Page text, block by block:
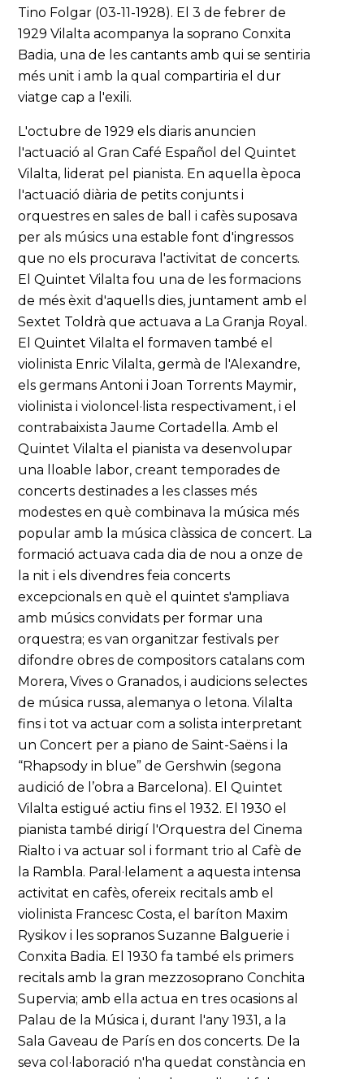
Tino Folgar (03-11-1928). El 3 de febrer de
1929 Vilalta acompanya la soprano Conxita
Badia, una de les cantants amb qui se sentiria
més unit i amb la qual compartiria el dur
viatge cap a l'exili.
L'octubre de 1929 els diaris anuncien
l'actuació al Gran Café Español del Quintet
Vilalta, liderat pel pianista. En aquella època
l'actuació diària de petits conjunts i
orquestres en sales de ball i cafès suposava
per als músics una estable font d'ingressos
que no els procurava l'activitat de concerts.
El Quintet Vilalta fou una de les formacions
de més èxit d'aquells dies, juntament amb el
Sextet Toldrà que actuava a La Granja Royal.
El Quintet Vilalta el formaven també el
violinista Enric Vilalta, germà de l'Alexandre,
els germans Antoni i Joan Torrents Maymir,
violinista i violoncel·lista respectivament, i el
contrabaixista Jaume Cortadella. Amb el
Quintet Vilalta el pianista va desenvolupar
una lloable labor, creant temporades de
concerts destinades a les classes més
modestes en què combinava la música més
popular amb la música clàssica de concert. La
formació actuava cada dia de nou a onze de
la nit i els divendres feia concerts
excepcionals en què el quintet s'ampliava
amb músics convidats per formar una
orquestra; es van organitzar festivals per
difondre obres de compositors catalans com
Morera, Vives o Granados, i audicions selectes
de música russa, alemanya o letona. Vilalta
fins i tot va actuar com a solista interpretant
un Concert per a piano de Saint-Saëns i la
“Rhapsody in blue” de Gershwin (segona
audició de l’obra a Barcelona). El Quintet
Vilalta estigué actiu fins el 1932. El 1930 el
pianista també dirigí l'Orquestra del Cinema
Rialto i va actuar sol i formant trio al Cafè de
la Rambla. Paral·lelament a aquesta intensa
activitat en cafès, ofereix recitals amb el
violinista Francesc Costa, el baríton Maxim
Rysikov i les sopranos Suzanne Balguerie i
Conxita Badia. El 1930 fa també els primers
recitals amb la gran mezzosoprano Conchita
Supervia; amb ella actua en tres ocasions al
Palau de la Música i, durant l'any 1931, a la
Sala Gaveau de París en dos concerts. De la
seva col·laboració n'ha quedat constància en